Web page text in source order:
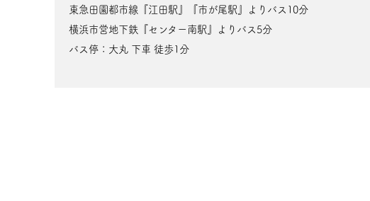
東急田園都市線『江田駅』『市が尾駅』よりバス10分
横浜市営地下鉄『センター南駅』よりバス5分
バス停：大丸 下車 徒歩1分